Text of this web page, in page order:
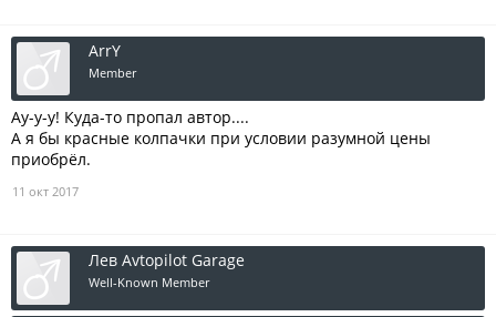
ArrY
Member
Ау-у-у! Куда-то пропал автор....
А я бы красные колпачки при условии разумной цены
приобрёл.
11 окт 2017
Лев Avtopilot Garage
Well-Known Member